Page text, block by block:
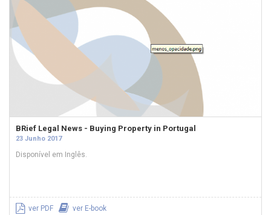
BRief Legal News - Buying Property in Portugal
23 Junho 2017
Disponível em Inglês.
ver PDF ver E-book